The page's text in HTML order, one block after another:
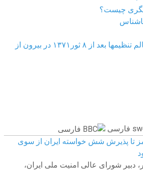
چیست؟
جنگهای داخلی ومظالم تنظیمها بعد از ۸ ثور۱۳۷۱ در بیرون از
تا پذیرش شش خواسته ایران از سوی
دبیر شورای عالی امنیت ملی ایران،